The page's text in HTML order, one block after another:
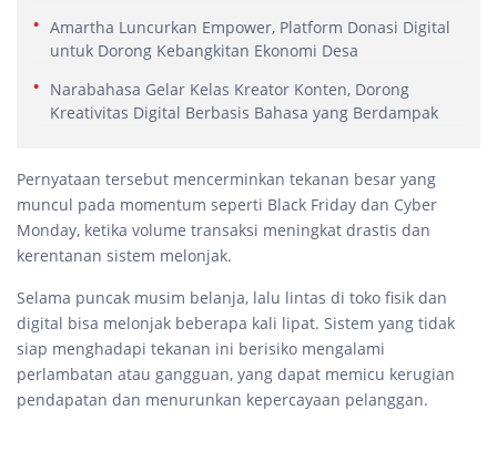
Amartha Luncurkan Empower, Platform Donasi Digital
untuk Dorong Kebangkitan Ekonomi Desa
Narabahasa Gelar Kelas Kreator Konten, Dorong
Kreativitas Digital Berbasis Bahasa yang Berdampak
Pernyataan tersebut mencerminkan tekanan besar yang
muncul pada momentum seperti Black Friday dan Cyber
Monday, ketika volume transaksi meningkat drastis dan
kerentanan sistem melonjak.
Selama puncak musim belanja, lalu lintas di toko fisik dan
digital bisa melonjak beberapa kali lipat. Sistem yang tidak
siap menghadapi tekanan ini berisiko mengalami
perlambatan atau gangguan, yang dapat memicu kerugian
pendapatan dan menurunkan kepercayaan pelanggan.